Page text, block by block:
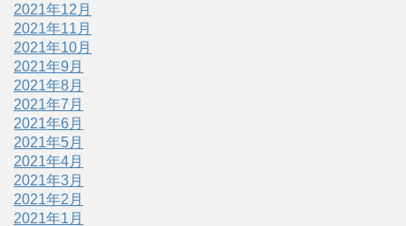
2021年12月
2021年11月
2021年10月
2021年9月
2021年8月
2021年7月
2021年6月
2021年5月
2021年4月
2021年3月
2021年2月
2021年1月